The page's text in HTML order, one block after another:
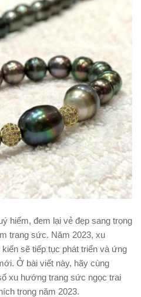
hiếm, đem lại vẻ đẹp sang trọng
trang sức. Năm 2023, xu
sẽ tiếp tục phát triển và ứng
Ở bài viết này, hãy cùng
xu hướng trang sức ngọc trai
trong năm 2023.